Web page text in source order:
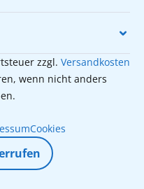
zzgl. Versandkosten
wenn nicht anders
Cookies